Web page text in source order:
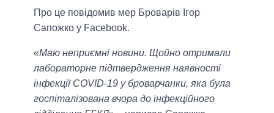
Про це повідомив мер Броварів Ігор
Сапожко у Facebook.
«Маю неприємні новини. Щойно отримали
лабораторне підтвердження наявності
інфекції COVID-19 у броварчанки, яка була
госпіталізована вчора до інфекційного